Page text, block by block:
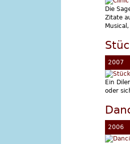
Die
Zitate
2007
Ein
oder
2006